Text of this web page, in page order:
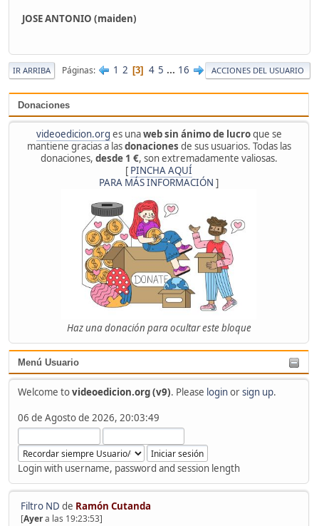
Donaciones
videoedicion.org es unaweb sin ánimo de lucroque se
mantiene gracias a lasdonaciones de sus usuarios. Todas las
donaciones, desde 1 €, son extremadamente valiosas.
[ PINCHA AQUÍ
PARA MÁS INFORMACIÓN ]
Haz una donación para ocultar este bloque
Menú Usuario
Welcome tovideoedicion.org (v9). Please loginorsign up.
06 de Agosto de 2026, 20:03:49
Login with username, password and session length
Filtro ND de Ramón Cutanda
[Ayera las 19:23:53]
JOSE ANTONIO (maiden)
IR ARRIBA Páginas 1 2 3 4 5 ... 16 ACCIONES DEL USUARIO